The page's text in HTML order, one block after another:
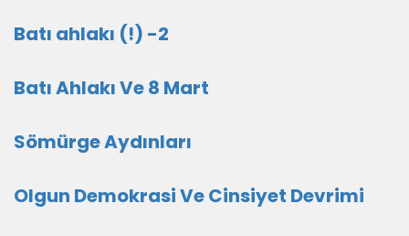
Batı ahlakı (!) -2
Batı Ahlakı Ve 8 Mart
Sömürge Aydınları
Olgun Demokrasi Ve Cinsiyet Devrimi